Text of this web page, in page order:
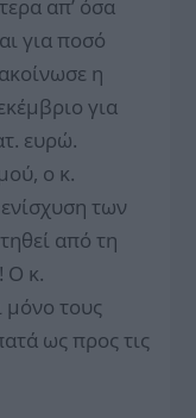
απ’ όσα
για ποσό
η
για
ευρώ.
ο κ.
των
από τη
Ο κ.
μόνο τους
ως προς τις